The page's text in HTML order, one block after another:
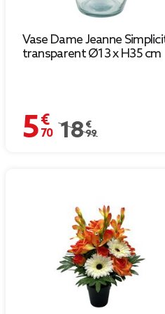
Vase Dame Jeanne
transparent Ø13 x H35 cm
5,70 €
Prix remisé de 18,99
18,99 €